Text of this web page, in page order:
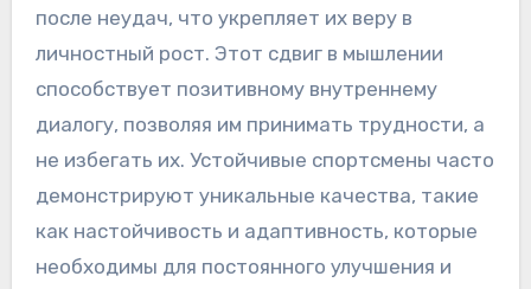
после неудач, что укрепляет их веру в
личностный рост. Этот сдвиг в мышлении
способствует позитивному внутреннему
диалогу, позволяя им принимать трудности, а
не избегать их. Устойчивые спортсмены часто
демонстрируют уникальные качества, такие
как настойчивость и адаптивность, которые
необходимы для постоянного улучшения и